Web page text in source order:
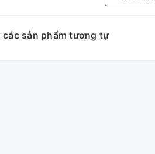
nhu cầu sử dụng ở từng vị trí.
và sắp xếp quạt thuận tiện mà
các sản phẩm tương tự